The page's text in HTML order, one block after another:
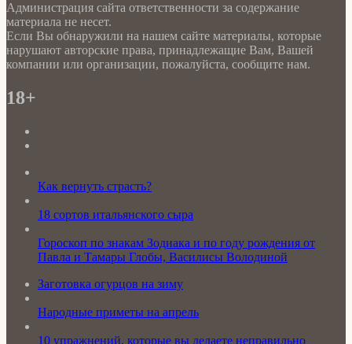
Администрация сайта ответственности за содержание
материала не несет.
Если Вы обнаружили на нашем сайте материалы, которые
нарушают авторские права, принадлежащие Вам, Вашей
компании или организации, пожалуйста, сообщите нам.
18+
Как вернуть страсть?
18 сортов итальянского сыра
Гороскоп по знакам Зодиака и по году рождения от
Павла и Тамары Глобы, Василисы Володиной
Заготовка огурцов на зиму
Народные приметы на апрель
10 упражнений, которые вы делаете неправильно